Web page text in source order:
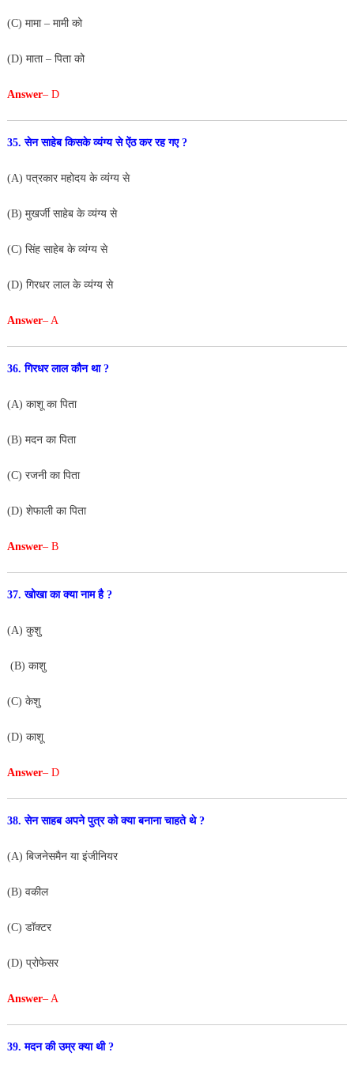
(C) मामा – मामी को
(D) माता – पिता को
Answer– D
35. सेन साहेब किसके व्यंग्य से ऐंठ कर रह गए ?
(A) पत्रकार महोदय के व्यंग्य से
(B) मुखर्जी साहेब के व्यंग्य से
(C) सिंह साहेब के व्यंग्य से
(D) गिरधर लाल के व्यंग्य से
Answer– A
36. गिरधर लाल कौन था ?
(A) काशू का पिता
(B) मदन का पिता
(C) रजनी का पिता
(D) शेफाली का पिता
Answer– B
37. खोखा का क्या नाम है ?
(A) कुशु
(B) काशु
(C) केशु
(D) काशू
Answer– D
38. सेन साहब अपने पुत्र को क्या बनाना चाहते थे ?
(A) बिजनेसमैन या इंजीनियर
(B) वकील
(C) डॉक्टर
(D) प्रोफेसर
Answer– A
39. मदन की उम्र क्या थी ?